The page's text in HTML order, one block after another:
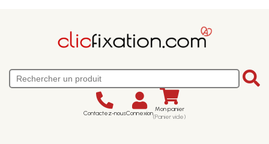
Contactez-nousConnexion Mon panier
(Panier vide)